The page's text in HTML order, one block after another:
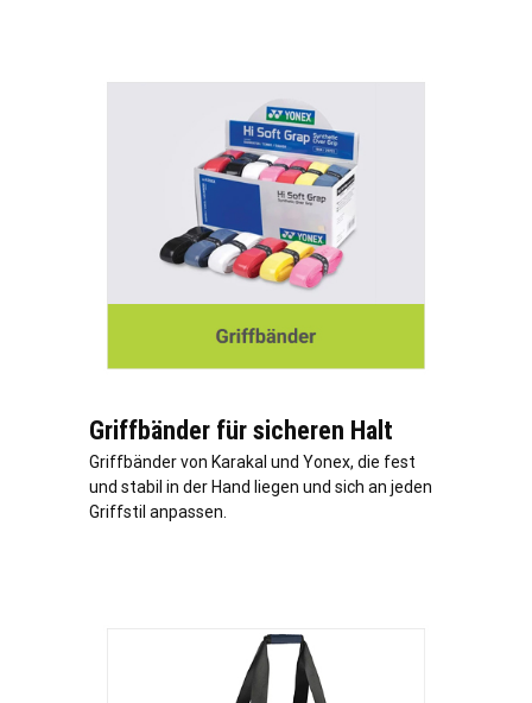
Griffbänder für sicheren Halt
Griffbänder von Karakal und Yonex, die fest
und stabil in der Hand liegen und sich an jeden
Griffstil anpassen.